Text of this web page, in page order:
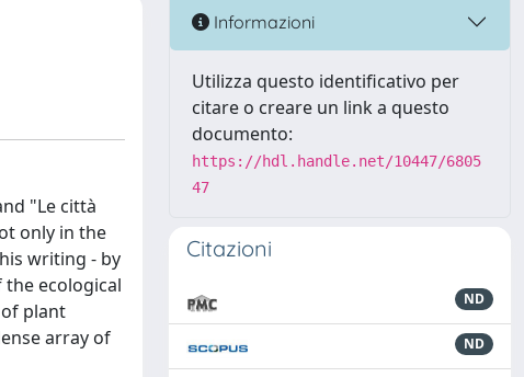
"Le città
only in the
writing - by
ecological
plant
array of
Informazioni
Utilizza questo identificativo per
citare o creare un link a questo
documento:
https://hdl.handle.net/10447/6805
47
Citazioni
ND
ND